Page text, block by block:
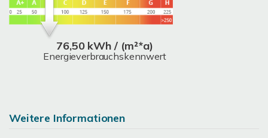
76,50 kWh / (m²*a)
Energieverbrauchskennwert
Weitere Informationen